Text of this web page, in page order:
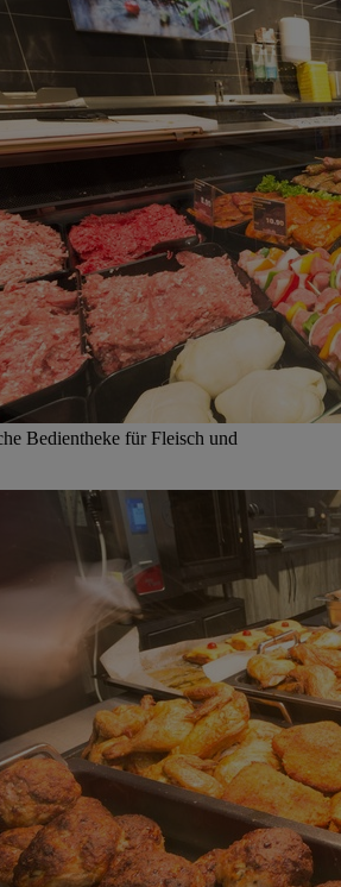
Bedientheke für Fleisch und